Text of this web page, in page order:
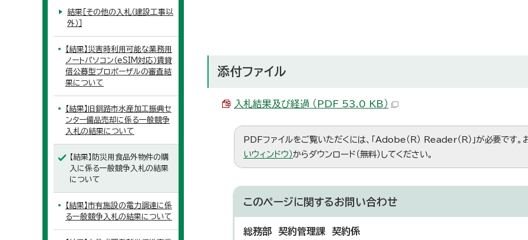
添付ファイル
入札結果及び経過 （PDF 53.0 KB）
PDFファイルをご覧いただくには、「Adobe（R） Reader（R）」が必要です
いウィンドウ）からダウンロード（無料）してください。
このページに関するお問い合わせ
総務部 契約管理課 契約係
結果［その他の入札（建設工事以
外）］
【結果】災害時利用可能な業務用
ノートパソコン（eSIM対応）賃貸
借公募型プロポーザルの審査結
果について
【結果】旧釧路市水産加工振興セ
ンター備品売却に係る一般競争
入札の結果について
【結果】防災用食品外物件の購
入に係る一般競争入札の結果
について
【結果】市有施設の電力調達に係
る一般競争入札の結果について